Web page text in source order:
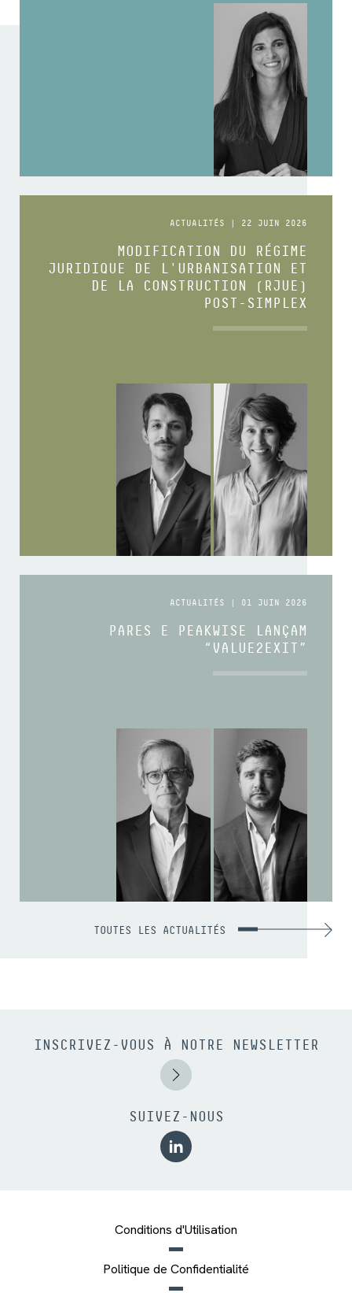
ACTUALITÉS | 22 JUIN 2026
MODIFICATION DU RÉGIME
JURIDIQUE DE L'URBANISATION ET
DE LA CONSTRUCTION (RJUE)
POST-SIMPLEX
ACTUALITÉS | 01 JUIN 2026
PARES E PEAKWISE LANÇAM
“VALUE2EXIT”
TOUTES LES ACTUALITÉS
INSCRIVEZ-VOUS À NOTRE NEWSLETTER
SUIVEZ-NOUS
Conditions d'Utilisation
Politique de Confidentialité